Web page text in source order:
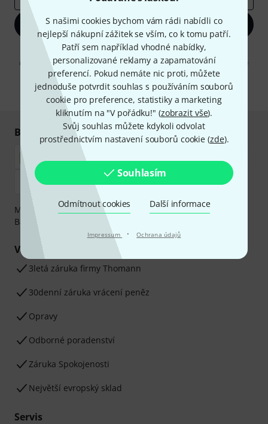
S našimi cookies bychom vám rádi nabídli co
nejlepší nákupní zážitek se vším, co k tomu patří.
Patří sem například vhodné nabídky,
personalizované reklamy a zapamatování
preferencí. Pokud nemáte nic proti, můžete
jednoduše potvrdit souhlas s používáním souborů
cookie pro preference, statistiky a marketing
kliknutím na "V pořádku!" (zobrazit vše).
Svůj souhlas můžete kdykoli odvolat
prostřednictvím nastavení souborů cookie (zde).
Souhlasím
Odmítnout cookies Další informace
Impressum · Ochrana údajů
Zaregistrujte se
Kliknutím na "Zaregistrujte se" souhlasíte s přijímáním e-mailových
reklam a měřením chování při používání e-mailů. Odhlášení je možné
kdykoliv. Další informace naleznete v naší sekci Ochrana údajů
* Požadováno
Bezpečný nákup i platba
Můžete bezpečně platit těmito metodami: Dobírka,
Bankovní převod, PayPal nebo Kreditní karta.
Vaše výhody
3letá záruka firmy Thomann
30denní záruka vrácení peněz
Opravy
Odborné poradenství
Záruka Spokojenosti
Největší evropský sklad
Servis